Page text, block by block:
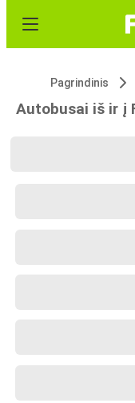
Pagrindinis
Autobusai iš ir į